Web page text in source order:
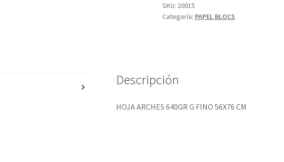
56X76
CM
SKU: 20015
Categoría: PAPEL BLOCS
Descripción
HOJA ARCHES 640GR G FINO 56X76 CM